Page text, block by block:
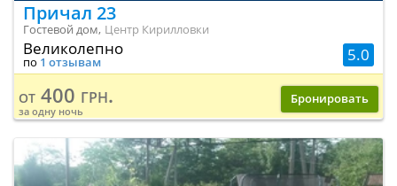
Причал 23
Гостевой дом, Центр Кирилловки
5.0
Великолепно
по 1 отзывам
от 400 грн.
за одну ночь
Бронировать